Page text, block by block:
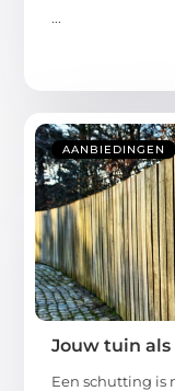
...
AANBIEDINGEN
Jouw tuin
Een schutting is